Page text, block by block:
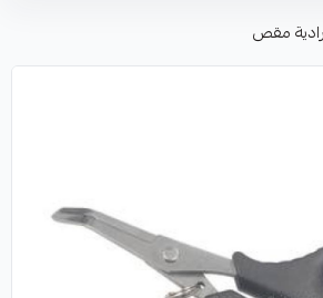
مقص